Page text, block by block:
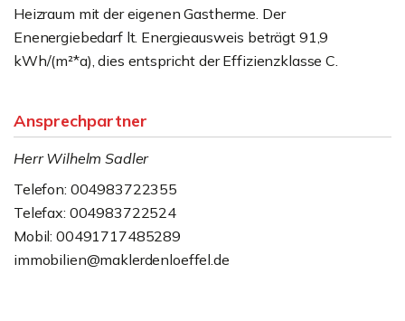
Heizraum mit der eigenen Gastherme. Der
Enenergiebedarf lt. Energieausweis beträgt 91,9
kWh/(m²*a), dies entspricht der Effizienzklasse C.
Ansprechpartner
Herr Wilhelm Sadler
Telefon: 004983722355
Telefax: 004983722524
Mobil: 00491717485289
immobilien@maklerdenloeffel.de